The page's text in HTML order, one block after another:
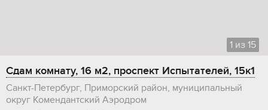
1 из 15
Сдам комнату, 16 м2, проспект Испытателей, 15к1
Санкт-Петербург, Приморский район, муниципальный
округ Комендантский Аэродром